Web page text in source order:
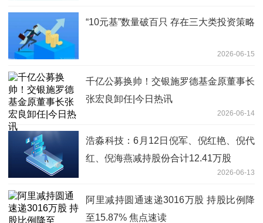
“10元基”数量破百只 存在三大类投资策略
2026-06-15
千亿公募换帅！交银施罗德基金原董事长
张宏良卸任|今日热讯
2026-06-14
浩淼科技：6月12日倪军、倪红艳、倪代
红、倪海燕减持股份合计12.41万股
2026-06-13
阿里减持圆通速递3016万股 持股比例降
至15.87% 焦点速读